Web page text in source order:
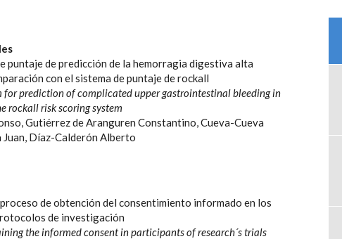
puntaje de predicción de la hemorragia digestiva alta
con el sistema de puntaje de rockall
for prediction of complicated upper gastrointestinal bleeding in
rockall risk scoring system
Gutiérrez de Aranguren Constantino, Cueva-Cueva
Díaz-Calderón Alberto
de obtención del consentimiento informado en los
de investigación
the informed consent in participants of research´s trials